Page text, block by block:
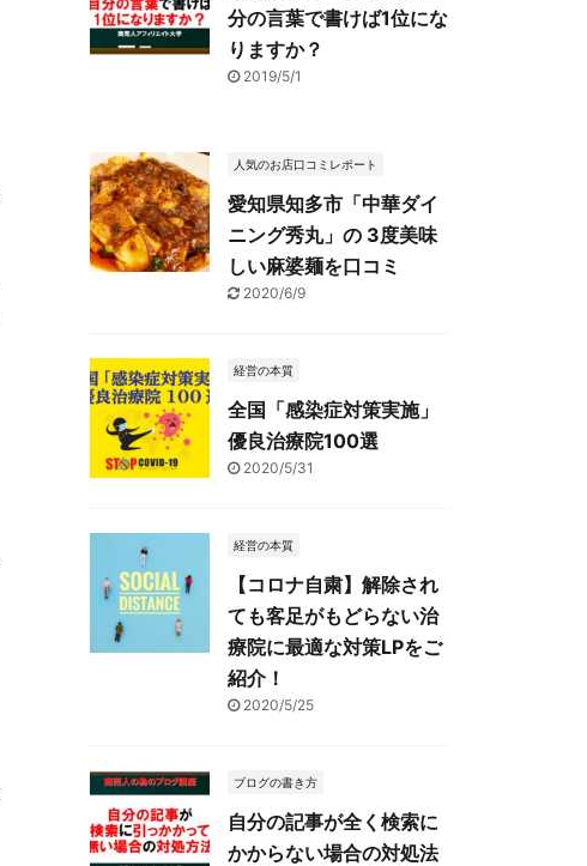
分の言葉で書けば1位にな
りますか？
2019/5/1
人気のお店口コミレポート
愛知県知多市「中華ダイ
ニング秀丸」の 3度美味
しい麻婆麺を口コミ
2020/6/9
経営の本質
全国「感染症対策実施」
優良治療院100選
2020/5/31
経営の本質
【コロナ自粛】解除され
ても客足がもどらない治
療院に最適な対策LPをご
紹介！
2020/5/25
ブログの書き方
自分の記事が全く検索に
かからない場合の対処法